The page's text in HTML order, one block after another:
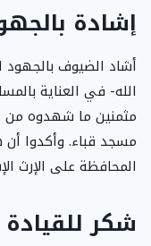
إشادة
أشاد الضيوف بالجهود
الله- في العناية
مثمنين ما شهدوه من
مسجد قباء. وأكدوا
المحافظة على الإرث
شكر